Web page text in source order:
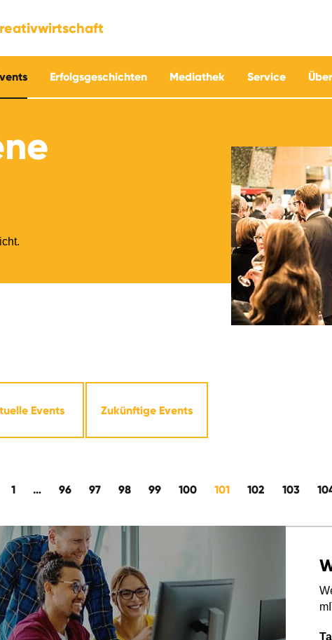
Erfolgsgeschichten Mediathek Service
Events Zukünftige Events
1 … 96 97 98 99 100 101 102 103